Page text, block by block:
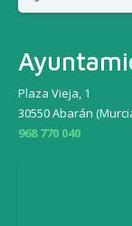
Plaza Vieja, 1
30550 Abarán
968 770 040